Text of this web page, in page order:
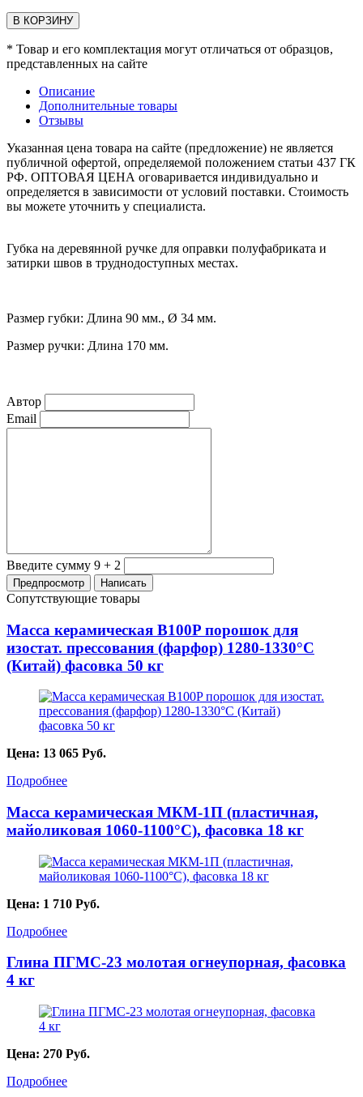
В КОРЗИНУ
* Товар и его комплектация могут отличаться от образцов,
представленных на сайте
Описание
Дополнительные товары
Отзывы
Указанная цена товара на сайте (предложение) не является
публичной офертой, определяемой положением статьи 437 ГК
РФ. ОПТОВАЯ ЦЕНА оговаривается индивидуально и
определяется в зависимости от условий поставки. Стоимость
вы можете уточнить у специалиста.
Губка на деревянной ручке для оправки полуфабриката и
затирки швов в труднодоступных местах.
Размер губки: Длина 90 мм., Ø 34 мм.
Размер ручки: Длина 170 мм.
Автор
Email
Введите сумму 9 + 2
Сопутствующие товары
Масса керамическая B100P порошок для
изостат. прессования (фарфор) 1280-1330°С
(Китай) фасовка 50 кг
Цена: 13 065 Руб.
Подробнее
Масса керамическая МКМ-1П (пластичная,
майоликовая 1060-1100°С), фасовка 18 кг
Цена: 1 710 Руб.
Подробнее
Глина ПГМС-23 молотая огнеупорная, фасовка
4 кг
Цена: 270 Руб.
Подробнее